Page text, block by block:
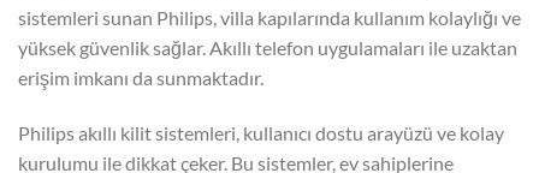
sistemleri sunan Philips, villa kapılarında kullanım kolaylığı ve
yüksek güvenlik sağlar. Akıllı telefon uygulamaları ile uzaktan
erişim imkanı da sunmaktadır.
Philips akıllı kilit sistemleri, kullanıcı dostu arayüzü ve kolay
kurulumu ile dikkat çeker. Bu sistemler, ev sahiplerine